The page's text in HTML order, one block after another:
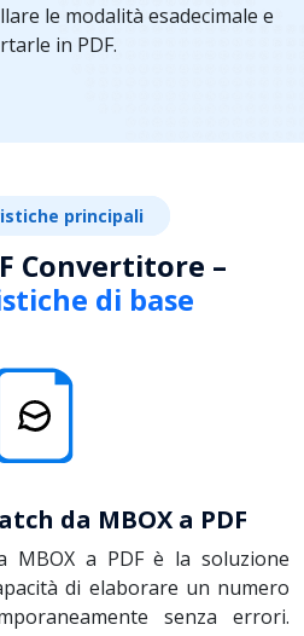
le modalità esadecimale e
in PDF.
principali
Convertitore –
di base
da MBOX a PDF
a PDF è la soluzione
di elaborare un numero
senza errori.